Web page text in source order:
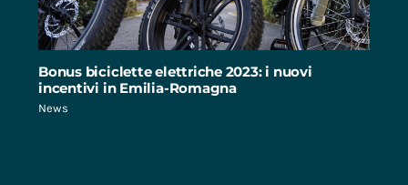
Bonus biciclette elettriche 2023: i nuovi
incentivi in Emilia-Romagna
News